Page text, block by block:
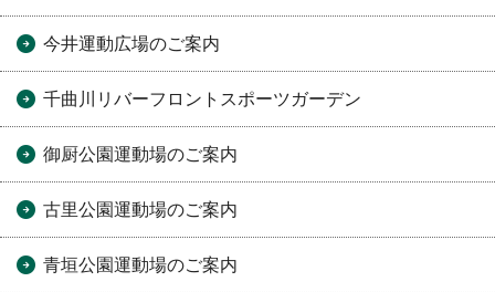
今井運動広場のご案内
千曲川リバーフロントスポーツガーデン
御厨公園運動場のご案内
古里公園運動場のご案内
青垣公園運動場のご案内